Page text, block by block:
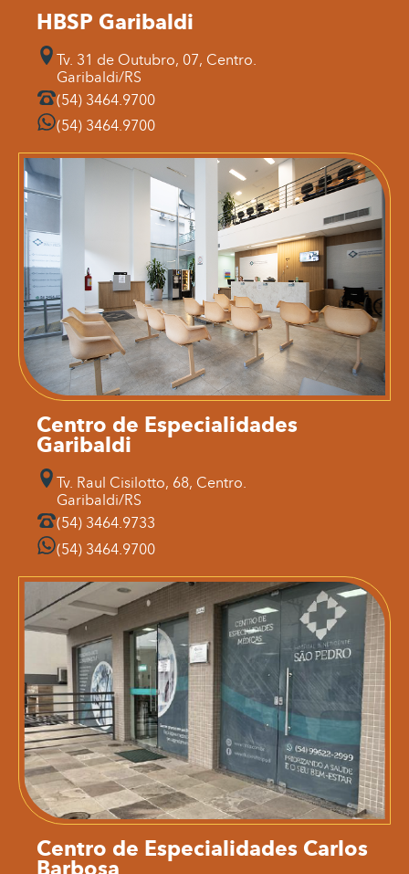
HBSP Garibaldi
Tv. 31 de Outubro, 07, Centro.
Garibaldi/RS
(54) 3464.9700
(54) 3464.9700
Centro de Especialidades
Garibaldi
Tv. Raul Cisilotto, 68, Centro.
Garibaldi/RS
(54) 3464.9733
(54) 3464.9700
Centro de Especialidades Carlos
Barbosa